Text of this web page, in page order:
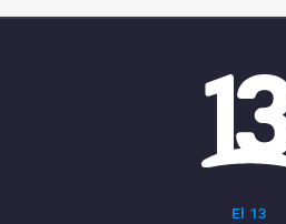
El 13